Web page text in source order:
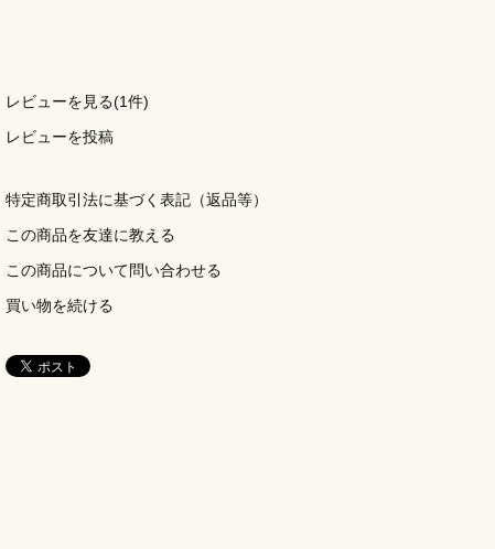
レビューを見る(1件)
レビューを投稿
特定商取引法に基づく表記（返品等）
この商品を友達に教える
この商品について問い合わせる
買い物を続ける